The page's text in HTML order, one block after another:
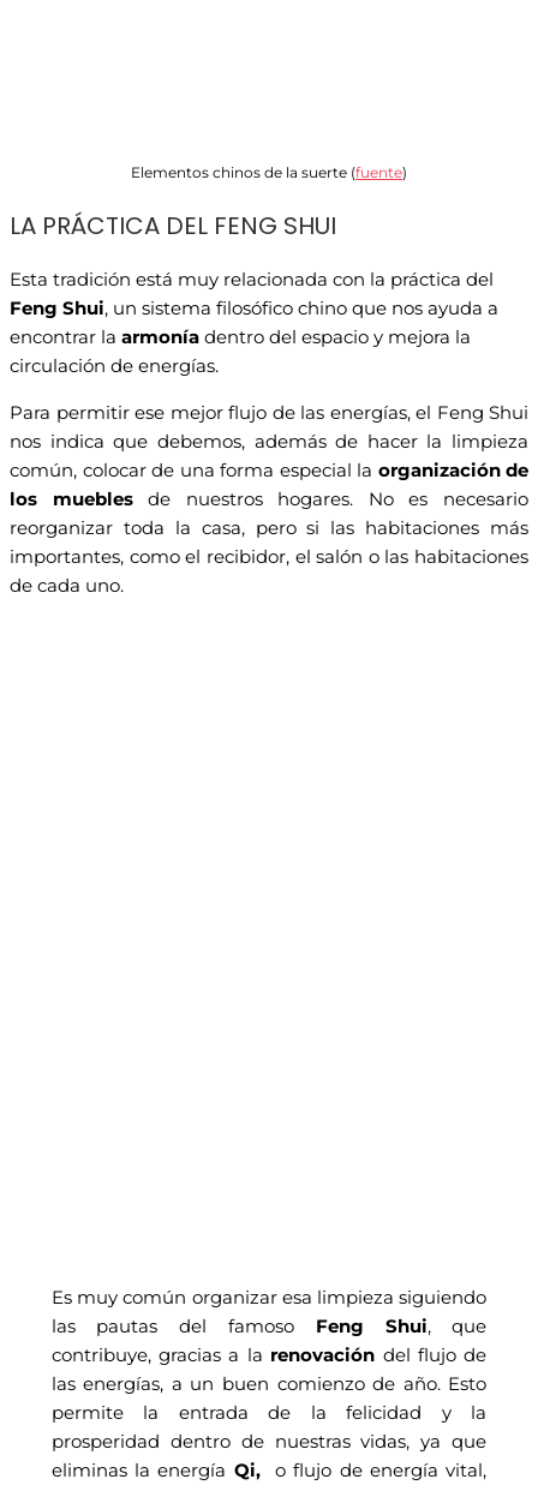
Elementos chinos de la suerte (fuente)
LA PRÁCTICA DEL FENG SHUI
Esta tradición está muy relacionada con la práctica del
Feng Shui, un sistema filosófico chino que nos ayuda a
encontrar la armonía dentro del espacio y mejora la
circulación de energías.
Para permitir ese mejor flujo de las energías, el Feng Shui
nos indica que debemos, además de hacer la limpieza
común, colocar de una forma especial la organización de
los mueblesde nuestros hogares. No es necesario
reorganizar toda la casa, pero si las habitaciones más
importantes, como el recibidor, el salón o las habitaciones
de cada uno.
Es muy común organizar esa limpieza siguiendo
las pautas del famoso Feng Shui, que
contribuye, gracias a la renovación del flujo de
las energías, a un buen comienzo de año. Esto
permite la entrada de la felicidad y la
prosperidad dentro de nuestras vidas, ya que
eliminas la energía Qi,
o flujo de energía vital,